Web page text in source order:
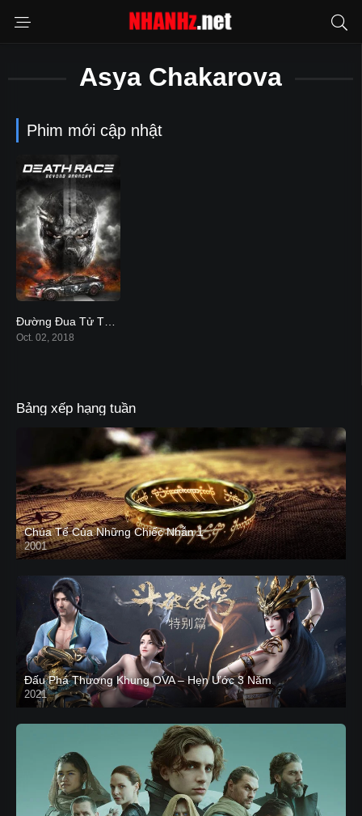
Asya Chakarova
Phim mới cập nhật
5.2
Oct. 02, 2018
Bảng xếp hạng tuần
Chúa Tể Của Những Chiếc Nhẫn 1
2001
Đấu Phá Thương Khung OVA – Hẹn Ước 3 Năm
2021